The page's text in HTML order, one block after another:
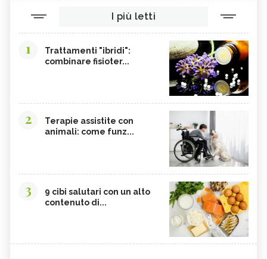
I più letti
1
Trattamenti "ibridi":
combinare fisioter...
2
Terapie assistite con
animali: come funz...
3
9 cibi salutari con un alto
contenuto di...